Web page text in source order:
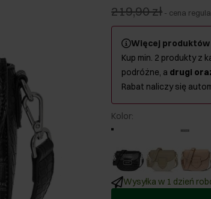
219,90 zł - cena
Więcej
Kup min. 2 produkty z
podróżne, a drugi
Rabat naliczy się
Kolor:
Wysyłka w 1 dzień